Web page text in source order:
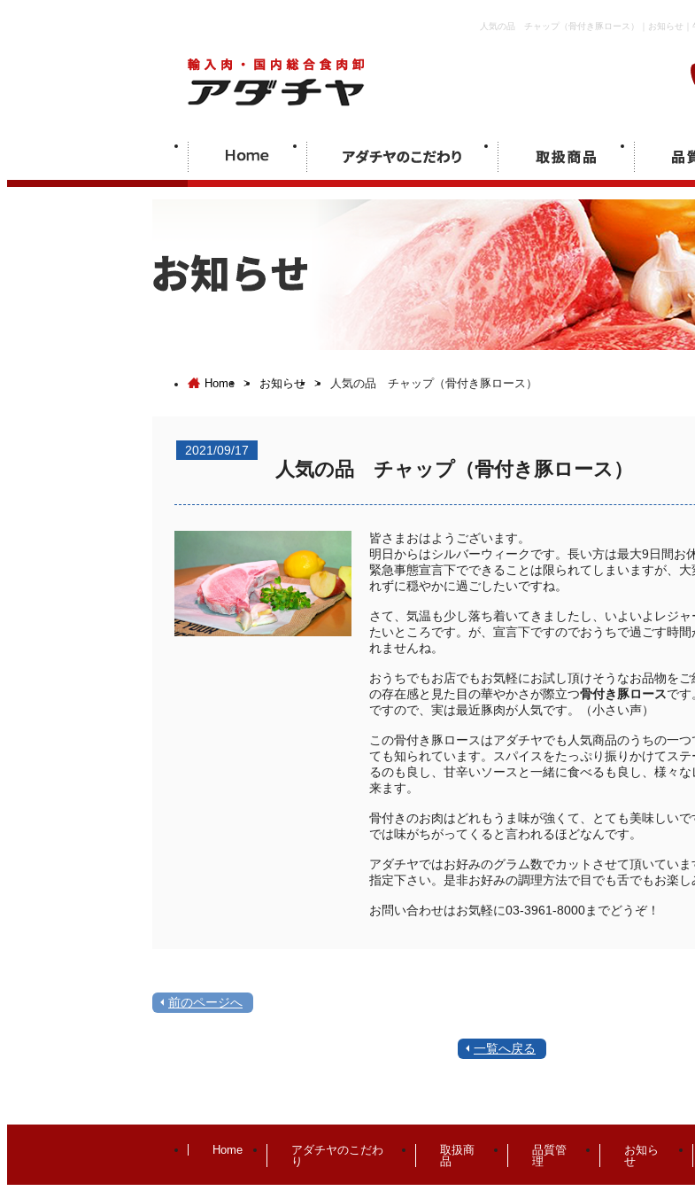
人気の品 チャップ（骨付き豚ロース）｜お知らせ
Home > お知らせ > 人気の品 チャップ（骨付き豚ロース）
2021/09/17
人気の品 チャップ（骨付き豚ロース）
皆さまおはようございます。
明日からはシルバーウィークです。長い方は最大9日間お
緊急事態宣言下でできることは限られてしまいますが、
れずに穏やかに過ごしたいですね。
さて、気温も少し落ち着いてきましたし、いよいよレジ
たいところです。が、宣言下ですのでおうちで過ごす時
れませんね。
おうちでもお店でもお気軽にお試し頂けそうなお品物を
の存在感と見た目の華やかさが際立つ骨付き豚ロースです
ですので、実は最近豚肉が人気です。（小さい声）
この骨付き豚ロースはアダチヤでも人気商品のうちの一
ても知られています。スパイスをたっぷり振りかけてス
るのも良し、甘辛いソースと一緒に食べるも良し、様々
来ます。
骨付きのお肉はどれもうま味が強くて、とても美味しい
では味がちがってくると言われるほどなんです。
アダチヤではお好みのグラム数でカットさせて頂いてい
指定下さい。是非お好みの調理方法で目でも舌でもお楽し
お問い合わせはお気軽に03-3961-8000までどうぞ！
前のページへ
一覧へ戻る
Home
アダチヤのこだわ
り
取扱商
品
品質管
理
お知ら
せ